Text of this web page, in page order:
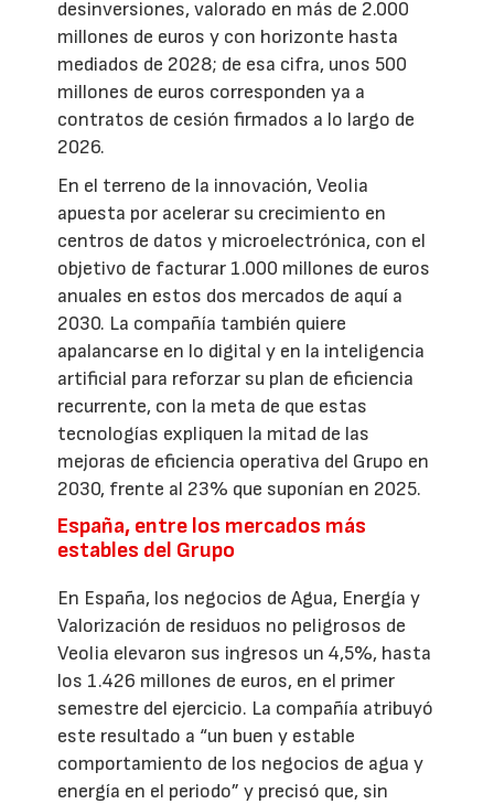
desinversiones, valorado en más de 2.000
millones de euros y con horizonte hasta
mediados de 2028; de esa cifra, unos 500
millones de euros corresponden ya a
contratos de cesión firmados a lo largo de
2026.
En el terreno de la innovación, Veolia
apuesta por acelerar su crecimiento en
centros de datos y microelectrónica, con el
objetivo de facturar 1.000 millones de euros
anuales en estos dos mercados de aquí a
2030. La compañía también quiere
apalancarse en lo digital y en la inteligencia
artificial para reforzar su plan de eficiencia
recurrente, con la meta de que estas
tecnologías expliquen la mitad de las
mejoras de eficiencia operativa del Grupo en
2030, frente al 23% que suponían en 2025.
España, entre los mercados más
estables del Grupo
En España, los negocios de Agua, Energía y
Valorización de residuos no peligrosos de
Veolia elevaron sus ingresos un 4,5%, hasta
los 1.426 millones de euros, en el primer
semestre del ejercicio. La compañía atribuyó
este resultado a “un buen y estable
comportamiento de los negocios de agua y
energía en el periodo” y precisó que, sin